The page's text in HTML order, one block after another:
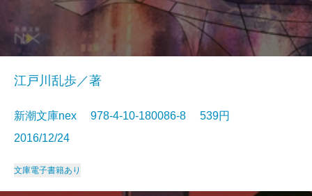
江戸川乱歩／著
新潮文庫nex 978-4-10-180086-8 539円
2016/12/24
文庫電子書籍あり